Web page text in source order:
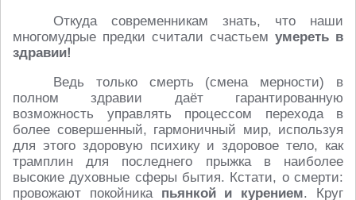
Откуда современникам знать, что наши
многомудрые предки считали счастьем умереть в
здравии!
Ведь только смерть (смена мерности) в
полном здравии даёт гарантированную
возможность управлять процессом перехода в
более совершенный, гармоничный мир, используя
для этого здоровую психику и здоровое тело, как
трамплин для последнего прыжка в наиболее
высокие духовные сферы бытия. Кстати, о смерти:
провожают покойника пьянкой и курением. Круг